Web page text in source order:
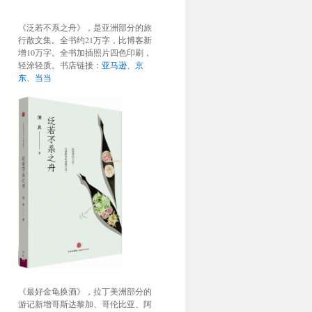
《泛若不系之舟》，是亚洲部分的旅
行散文集。全书约21万字，比博客新
增10万字。全书加插照片四色印刷，
轻涂轻质。书店链接： 亚马逊
京
东
当当
《最好金龟换酒》，拉丁美洲部分的
游记新增哥斯达黎加、哥伦比亚、阿